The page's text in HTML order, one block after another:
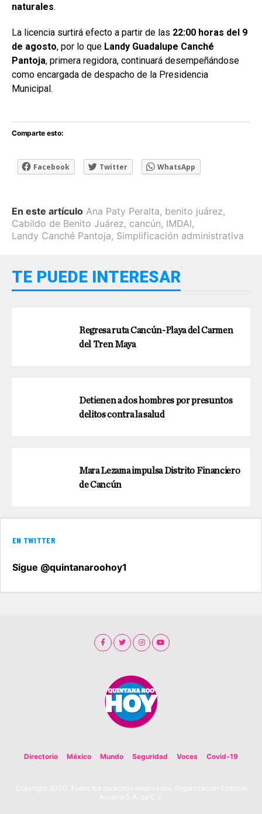
naturales.
La licencia surtirá efecto a partir de las 22:00 horas del 9
de agosto, por lo que Landy Guadalupe Canché
Pantoja, primera regidora, continuará desempeñándose
como encargada de despacho de la Presidencia
Municipal.
Comparte esto:
Facebook Twitter WhatsApp
En este artículo Ana Paty Peralta, benito juárez,
Cabildo de Benito Juárez, cancún, IMDAI,
Landy Canché Pantoja, Simplificación administrativa
TE PUEDE INTERESAR
Regresa ruta Cancún-Playa del Carmen
del Tren Maya
Detienen a dos hombres por presuntos
delitos contra la salud
Mara Lezama impulsa Distrito Financiero
de Cancún
EN TWITTER
Sigue @quintanaroohoy1
Directorio México Mundo Seguridad Voces Covid-19